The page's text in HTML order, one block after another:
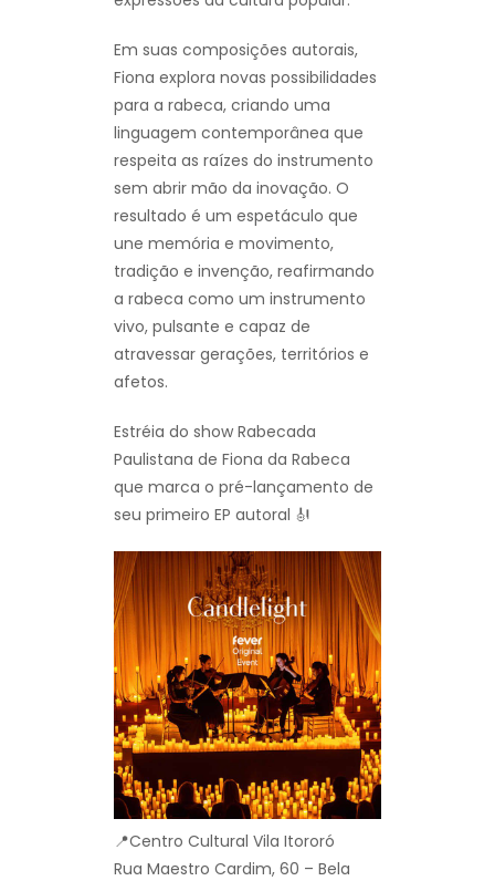
Em suas composições autorais,
Fiona explora novas possibilidades
para a rabeca, criando uma
linguagem contemporânea que
respeita as raízes do instrumento
sem abrir mão da inovação. O
resultado é um espetáculo que
une memória e movimento,
tradição e invenção, reafirmando
a rabeca como um instrumento
vivo, pulsante e capaz de
atravessar gerações, territórios e
afetos.
Estréia do show Rabecada
Paulistana de Fiona da Rabeca
que marca o pré-lançamento de
seu primeiro EP autoral 🎻
📍Centro Cultural Vila Itororó
Rua Maestro Cardim, 60 – Bela